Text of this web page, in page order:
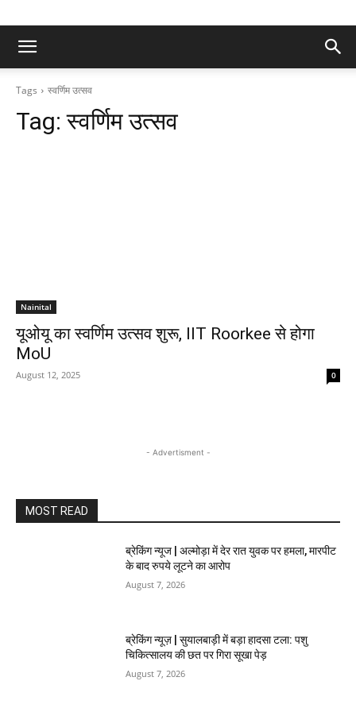
Tags स्वर्णिम उत्सव
Tag:स्वर्णिम उत्सव
Nainital
यूओयू का स्वर्णिम उत्सव शुरू, IIT Roorkee से होगा
MoU
August 12, 2025 0
- Advertisment -
MOST READ
ब्रेकिंग न्यूज | अल्मोड़ा में देर रात युवक पर हमला, मारपीट
के बाद रुपये लूटने का आरोप
August 7, 2026
ब्रेकिंग न्यूज़ | सुयालबाड़ी में बड़ा हादसा टला: पशु
चिकित्सालय की छत पर गिरा सूखा पेड़
August 7, 2026